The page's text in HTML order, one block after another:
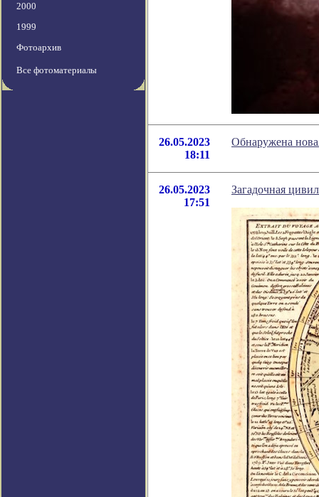
2000
1999
Фотоархив
Все фотоматериалы
26.05.2023
18:11
Обнаружена
26.05.2023
17:51
Загадочная